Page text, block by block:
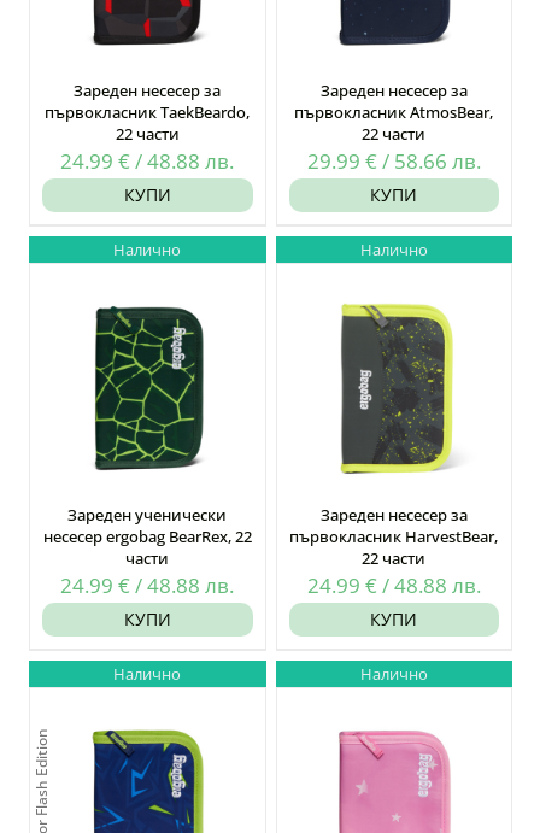
Зареден несесер за
първокласник TaekBeardo,
22 части
24.99€ /48.88лв.
КУПИ
Зареден несесер за
първокласник AtmosBear,
22 части
29.99 € / 58.66 лв.
КУПИ
Налично
Зареден ученически
несесер ergobag BearRex, 22
части
24.99€ /48.88лв.
КУПИ
Налично
Зареден несесер за
първокласник HarvestBear,
22 части
24.99 € /48.88 лв.
КУПИ
Налично
Color Flash Edition
Налично